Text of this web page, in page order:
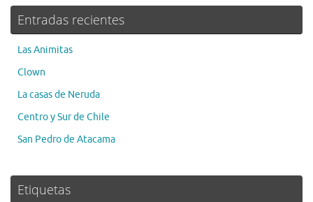
Entradas recientes
Las Animitas
Clown
La casas de Neruda
Centro y Sur de Chile
San Pedro de Atacama
Etiquetas